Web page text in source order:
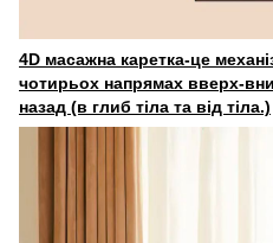
4D масажна каретка-це
чотирьох напрямах вверх-
назад (в глиб тіла та від тіла.)